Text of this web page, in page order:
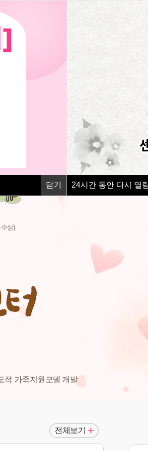
24시간 동안 다시 열
닫기
PPP를 기반으로 장애인가족의 행복
지역사회 네트워크
긴급돌봄 지원사
상)
적 가족지원모델 개발
전체보기